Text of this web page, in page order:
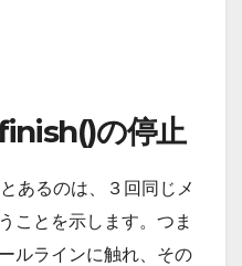
の停止
あるのは、３回同じメ
ことを示します。つま
ルラインに触れ、その